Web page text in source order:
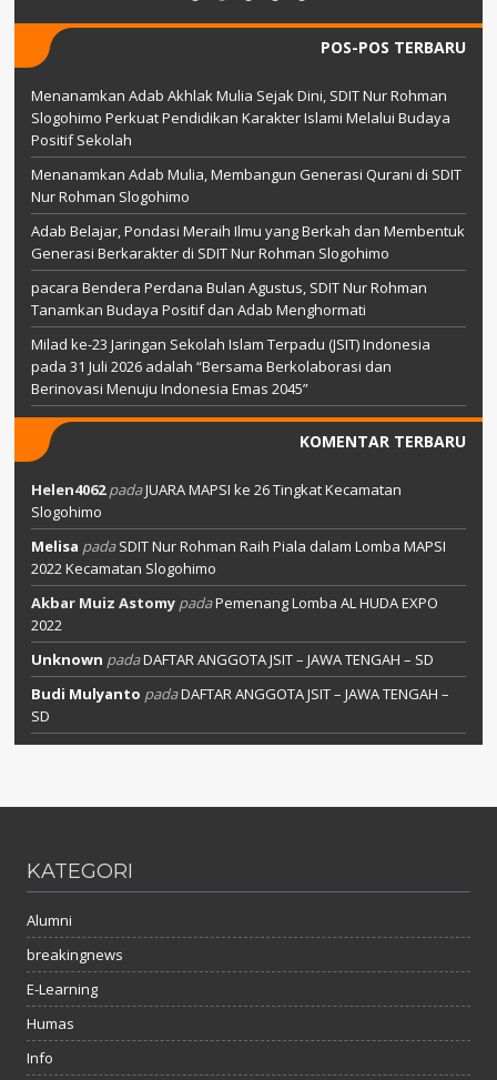
POS-POS TERBARU
Menanamkan Adab Akhlak Mulia Sejak Dini, SDIT Nur Rohman
Slogohimo Perkuat Pendidikan Karakter Islami Melalui Budaya
Positif Sekolah
Menanamkan Adab Mulia, Membangun Generasi Qurani di SDIT
Nur Rohman Slogohimo
Adab Belajar, Pondasi Meraih Ilmu yang Berkah dan Membentuk
Generasi Berkarakter di SDIT Nur Rohman Slogohimo
pacara Bendera Perdana Bulan Agustus, SDIT Nur Rohman
Tanamkan Budaya Positif dan Adab Menghormati
Milad ke-23 Jaringan Sekolah Islam Terpadu (JSIT) Indonesia
pada 31 Juli 2026 adalah “Bersama Berkolaborasi dan
Berinovasi Menuju Indonesia Emas 2045”
KOMENTAR TERBARU
Helen4062padaJUARA MAPSI ke 26 Tingkat Kecamatan
Slogohimo
Melisa padaSDIT Nur Rohman Raih Piala dalam Lomba MAPSI
2022 Kecamatan Slogohimo
Akbar Muiz Astomy padaPemenang Lomba AL HUDA EXPO
2022
Unknown padaDAFTAR ANGGOTA JSIT – JAWA TENGAH – SD
Budi Mulyanto padaDAFTAR ANGGOTA JSIT – JAWA TENGAH –
SD
KATEGORI
Alumni
breakingnews
E-Learning
Humas
Info